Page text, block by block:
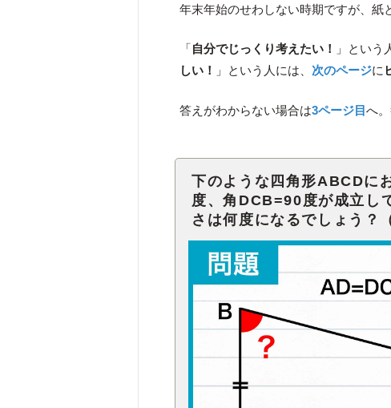
年末年始のせわしない時期ですが、紙
「 自分でじっくり考えたい！ 」という
しい！
」という人には、次のページに
答えがわからない場合は3ページ目へ
下のような四角形ABCDに
度、角DCB=90度が成立し
さは何度になるでしょう？